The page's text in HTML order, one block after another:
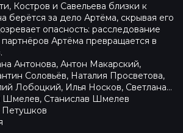
Костров и Савельева близки к
берётся за дело Артёма, скрывая его
опасность: расследование
Артёма превращается в
Антонова, Антон Макарский,
Соловьёв, Наталия Просветова,
Лобоцкий, Илья Носков, Светлана
Летуновская, Михаил Дорожкин,
Стержаков
Шмелев, Станислав Шмелев